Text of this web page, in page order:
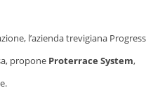
l’azienda trevigiana Progress
propone Proterrace System,